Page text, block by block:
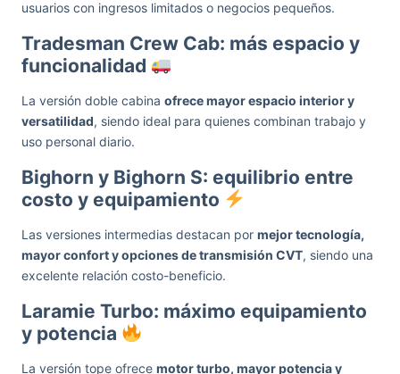
usuarios con ingresos limitados o negocios pequeños.
Tradesman Crew Cab: más espacio y
funcionalidad
La versión doble cabina ofrece mayor espacio interior y
versatilidad, siendo ideal para quienes combinan trabajo y
uso personal diario.
Bighorn y Bighorn S: equilibrio entre
costo y equipamiento
Las versiones intermedias destacan por mejor tecnología,
mayor confort y opciones de transmisión CVT, siendo una
excelente relación costo-beneficio.
Laramie Turbo: máximo equipamiento
y potencia
La versión tope ofrece motor turbo, mayor potencia y